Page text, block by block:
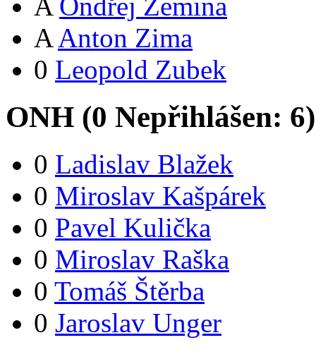
A Anton Zima
0 Leopold Zubek
ONH (0 Nepřihlášen: 6)
0 Ladislav Blažek
0 Miroslav Kašpárek
0 Pavel Kulička
0 Miroslav Raška
0 Tomáš Štěrba
0 Jaroslav Unger